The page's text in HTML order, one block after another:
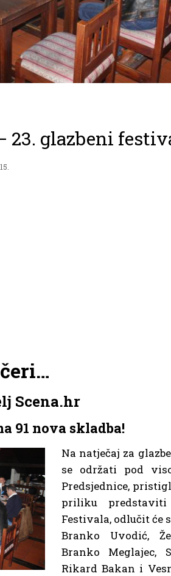
23. glazbeni
Scena.hr
91 nova skladba!
Na natječaj za
se održati pod
Predsjednice,
priliku
Festivala, odlučit će
Branko Uvodić,
Branko Meglajec,
Rikard Bakan i